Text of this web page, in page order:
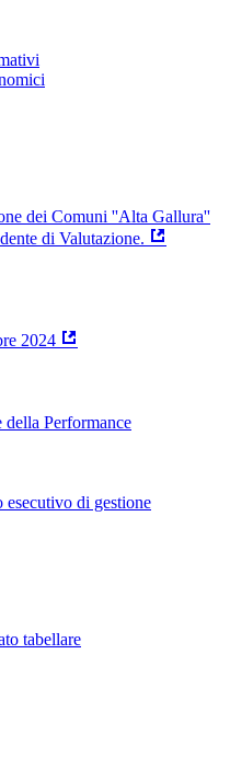
dei Comuni ''Alta Gallura''
di Valutazione.
2024
della Performance
esecutivo di gestione
tabellare